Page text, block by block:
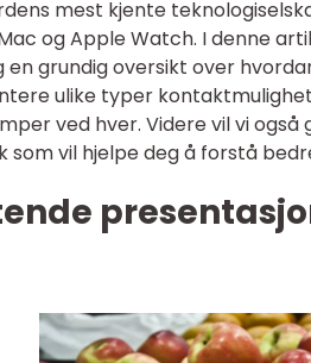
mest kjente
og Apple Watch. I denne
en grundig oversikt over
ulike typer
ved hver. Videre vil vi
som vil hjelpe deg å forstå